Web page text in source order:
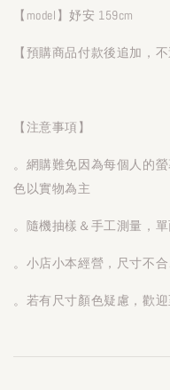
【model】妤安 159cm
【預購商品付款後追加，
【注意事項】
。網購難免因為每個人的
色以實物為主
。隨機抽樣＆手工測量，
。小店小本經營，尺寸不
。若有尺寸顏色疑慮，歡